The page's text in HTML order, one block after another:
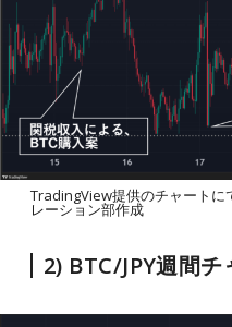
TradingView提供のチャートに
レーション部作成
2) BTC/JPY週間チ